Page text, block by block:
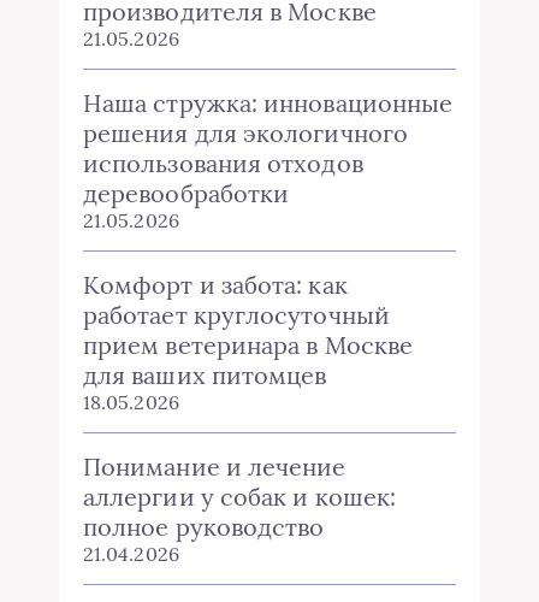
производителя в Москве
21.05.2026
Наша стружка: инновационные
решения для экологичного
использования отходов
деревообработки
21.05.2026
Комфорт и забота: как
работает круглосуточный
прием ветеринара в Москве
для ваших питомцев
18.05.2026
Понимание и лечение
аллергии у собак и кошек:
полное руководство
21.04.2026